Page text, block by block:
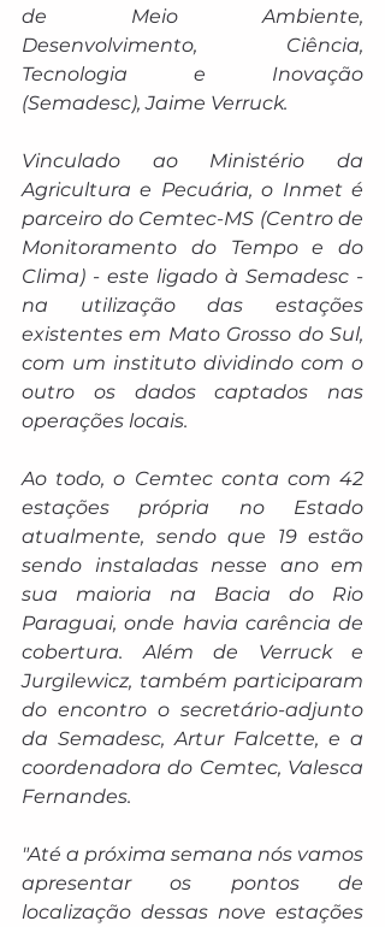
de Meio Ambiente,
Desenvolvimento, Ciência,
Tecnologia e Inovação
(Semadesc), Jaime Verruck.
Vinculado ao Ministério da
Agricultura e Pecuária, o Inmet é
parceiro do Cemtec-MS (Centro de
Monitoramento do Tempo e do
Clima) - este ligado à Semadesc -
na utilização das estações
existentes em Mato Grosso do Sul,
com um instituto dividindo com o
outro os dados captados nas
operações locais.
Ao todo, o Cemtec conta com 42
estações própria no Estado
atualmente, sendo que 19 estão
sendo instaladas nesse ano em
sua maioria na Bacia do Rio
Paraguai, onde havia carência de
cobertura. Além de Verruck e
Jurgilewicz, também participaram
do encontro o secretário-adjunto
da Semadesc, Artur Falcette, e a
coordenadora do Cemtec, Valesca
Fernandes.
"Até a próxima semana nós vamos
apresentar os pontos de
localização dessas nove estações